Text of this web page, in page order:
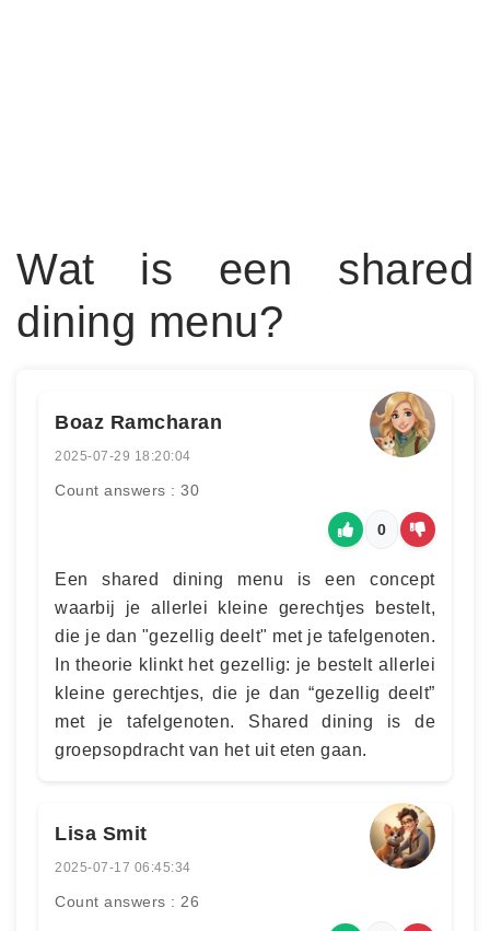
Wat is een shared
dining menu?
Boaz Ramcharan
2025-07-29 18:20:04
Count answers : 30
0
Een shared dining menu is een concept
waarbij je allerlei kleine gerechtjes bestelt,
die je dan "gezellig deelt" met je tafelgenoten.
In theorie klinkt het gezellig: je bestelt allerlei
kleine gerechtjes, die je dan “gezellig deelt”
met je tafelgenoten. Shared dining is de
groepsopdracht van het uit eten gaan.
Lisa Smit
2025-07-17 06:45:34
Count answers : 26